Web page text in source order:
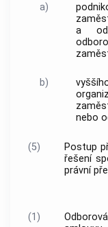
a)
a
b)
nebo
(5)
Postup
řešení
právní
(1)